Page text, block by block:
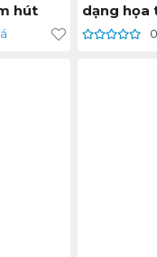
hút
dạng họa
0